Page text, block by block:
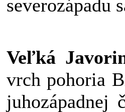
severozápadu
Veľká
vrch pohoria
juhozápadnej